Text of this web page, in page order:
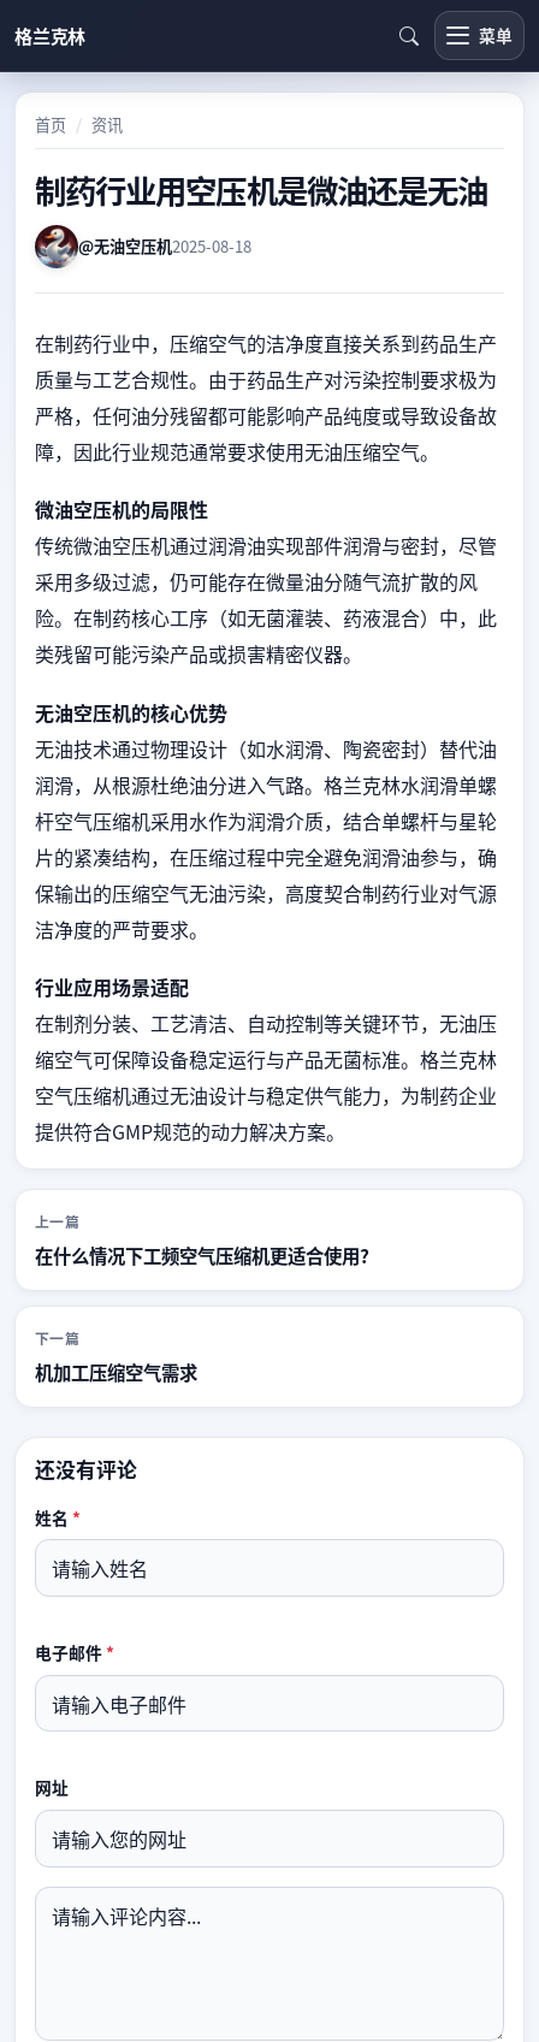
格兰克林 菜单
首页 资讯
制药行业用空压机是微油还是无油
@无油空压机2025-08-18
在制药行业中，压缩空气的洁净度直接关系到药品生产
质量与工艺合规性。由于药品生产对污染控制要求极为
严格，任何油分残留都可能影响产品纯度或导致设备故
障，因此行业规范通常要求使用无油压缩空气。
微油空压机的局限性
传统微油空压机通过润滑油实现部件润滑与密封，尽管
采用多级过滤，仍可能存在微量油分随气流扩散的风
险。在制药核心工序（如无菌灌装、药液混合）中，此
类残留可能污染产品或损害精密仪器。
无油空压机的核心优势
无油技术通过物理设计（如水润滑、陶瓷密封）替代油
润滑，从根源杜绝油分进入气路。格兰克林水润滑单螺
杆空气压缩机采用水作为润滑介质，结合单螺杆与星轮
片的紧凑结构，在压缩过程中完全避免润滑油参与，确
保输出的压缩空气无油污染，高度契合制药行业对气源
洁净度的严苛要求。
行业应用场景适配
在制剂分装、工艺清洁、自动控制等关键环节，无油压
缩空气可保障设备稳定运行与产品无菌标准。格兰克林
空气压缩机通过无油设计与稳定供气能力，为制药企业
提供符合GMP规范的动力解决方案。
上一篇
在什么情况下工频空气压缩机更适合使用?
下一篇
机加工压缩空气需求
还没有评论
姓名 *
电子邮件*
网址